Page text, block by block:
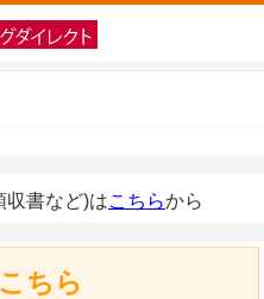
収書など)はこちらから
ちら